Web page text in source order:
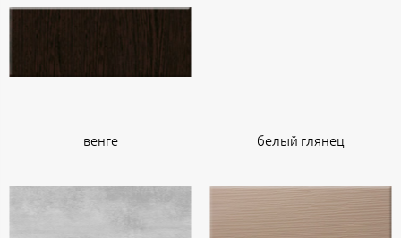
венге белый глянец